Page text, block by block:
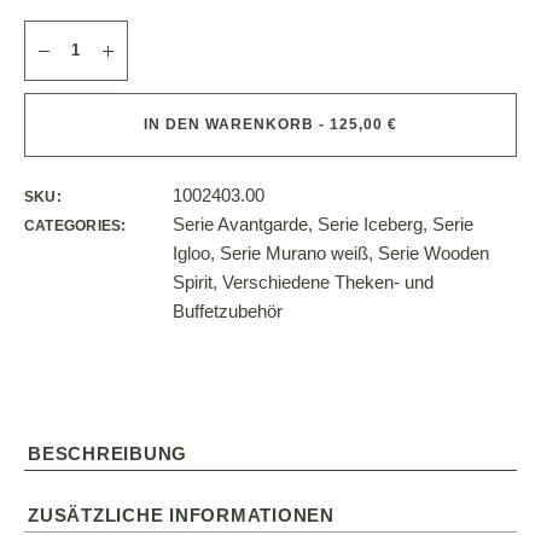
IN DEN WARENKORB - 125,00 €
SKU: 1002403.00
CATEGORIES: Serie Avantgarde, Serie Iceberg, Serie
Igloo, Serie Murano weiß, Serie Wooden
Spirit, Verschiedene Theken- und
Buffetzubehör
BESCHREIBUNG
ZUSÄTZLICHE INFORMATIONEN